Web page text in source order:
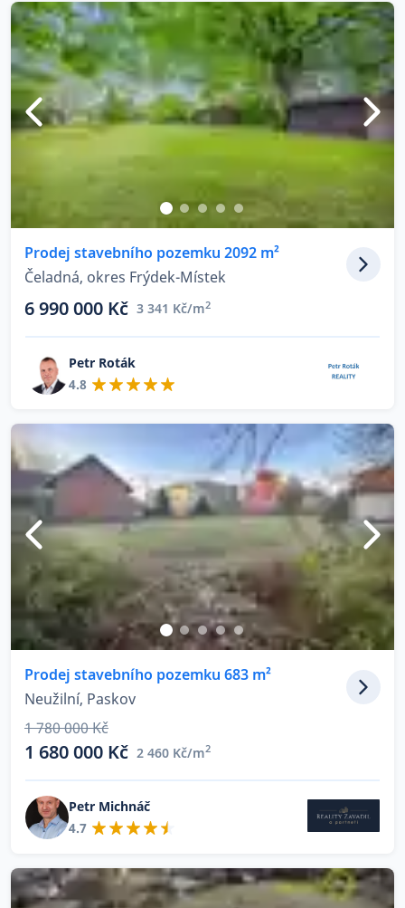
Prodej stavebního pozemku 2092 m²
Čeladná, okres Frýdek-Místek
6 990 000 Kč 3 341 Kč/m2
Petr Roták
4.8
Prodej stavebního pozemku 683 m²
Neužilní, Paskov
1 780 000 Kč
1 680 000 Kč 2 460 Kč/m2
Petr Michnáč
4.7